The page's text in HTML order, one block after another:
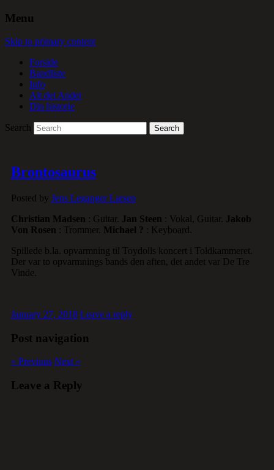
Menu
Skip to primary content
Forside
Bandliste
Info
Alt det Andet
Din historie
Search
Brontosaurus
Posted by Jens Leganger Larsen
Christian Madsen : Guitar. Jan Steen : Vokal, Guitar.
Jakob
Von Rosen : Trommer. Michael ? : Keyboard.
Spillede b.la. opvarmning til Toydolls koncert i Toldkammeret.
Der var to opvarmnings bands den aften, det andet var De Tre
Vinde.
January 27, 2018 Leave a reply
Post navigation
« Previous Next »
Leave a Reply